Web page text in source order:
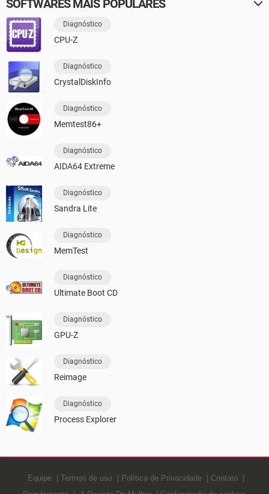
SOFTWARES MAIS POPULARES
Diagnóstico
CPU-Z
Diagnóstico
CrystalDiskInfo
Diagnóstico
Memtest86+
Diagnóstico
AIDA64 Extreme
Diagnóstico
Sandra Lite
Diagnóstico
MemTest
Diagnóstico
Ultimate Boot CD
Diagnóstico
GPU-Z
Diagnóstico
Reimage
Diagnóstico
Process Explorer
Equipe Termos de uso Política de Privacidade
Contato